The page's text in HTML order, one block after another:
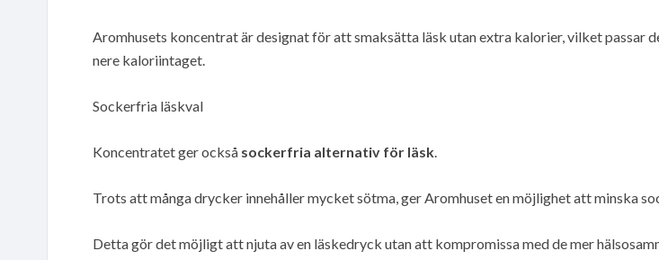
Aromhusets koncentrat är designat för att smaksätta läsk utan extra kalorier, vilket passar
nere kaloriintaget.
Sockerfria läskval
Koncentratet ger också sockerfria alternativ för läsk.
Trots att många drycker innehåller mycket sötma, ger Aromhuset en möjlighet att minska
Detta gör det möjligt att njuta av en läskedryck utan att kompromissa med de mer